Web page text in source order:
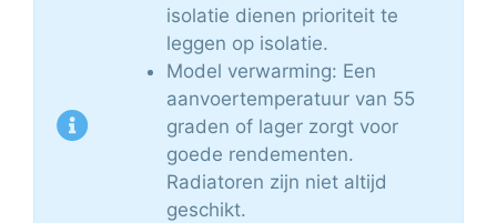
isolatie dienen prioriteit te
leggen op isolatie.
Model verwarming: Een
aanvoertemperatuur van 55
graden of lager zorgt voor
goede rendementen.
Radiatoren zijn niet altijd
geschikt.